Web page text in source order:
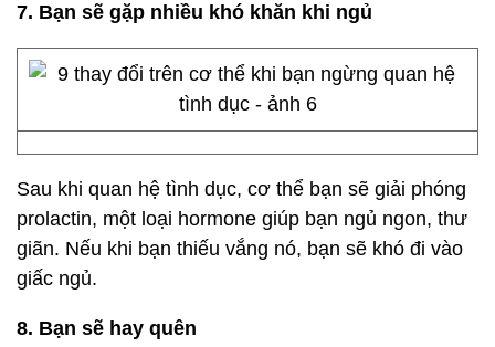
7. Bạn sẽ gặp nhiều khó khăn khi ngủ
Sau khi quan hệ tình dục, cơ thể bạn sẽ giải phóng
prolactin, một loại hormone giúp bạn ngủ ngon, thư
giãn. Nếu khi bạn thiếu vắng nó, bạn sẽ khó đi vào
giấc ngủ.
8. Bạn sẽ hay quên